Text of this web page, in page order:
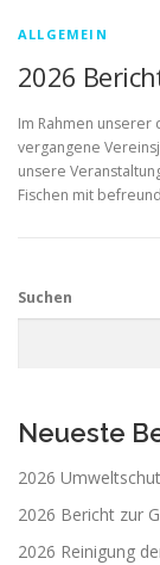
ALLGEMEIN
2026
Im Rahmen
vergangene
unsere
Fischen mit
Suchen
Neueste
2026
2026 Bericht zur
2026 Reinigung